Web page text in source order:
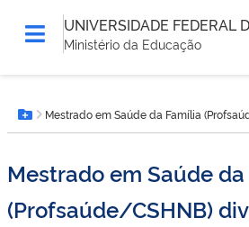
UNIVERSIDADE FEDERAL
Ministério da Educação
está
aqui:Botão Menu
Mestrado em Saúde da Família
Mestrado em Saúde
(Profsaúde/CSHNB)